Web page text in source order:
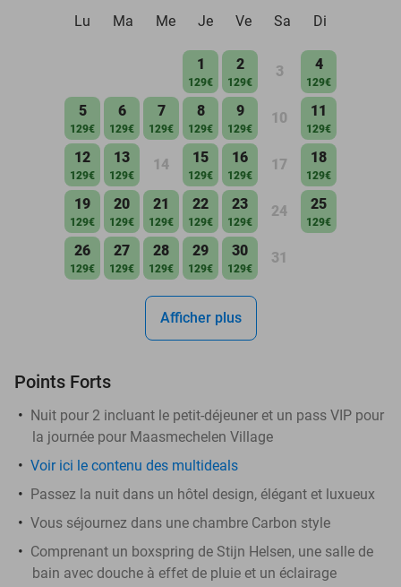
Lu
Ma Me Je Ve Sa Di
1
129€
2
129€
3 4
129€
5
129€
6
129€
7
129€
8
129€
9
129€
10 11
129€
12
129€
13
129€
14 15
129€
16
129€
17 18
129€
19
129€
20
129€
21
129€
22
129€
23
129€
24 25
129€
26
129€
27
129€
28
129€
29
129€
30
129€
31
Afficher plus
Points Forts
Nuit pour 2 incluant le petit-déjeuner et un pass VIP pour
la journée pour Maasmechelen Village
Voir ici le contenu des multideals
Passez la nuit dans un hôtel design, élégant et luxueux
Vous séjournez dans une chambre Carbon style
Comprenant un boxspring de Stijn Helsen, une salle de
bain avec douche à effet de pluie et un éclairage